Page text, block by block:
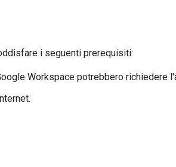
i seguenti prerequisiti:
Workspace potrebbero richiedere